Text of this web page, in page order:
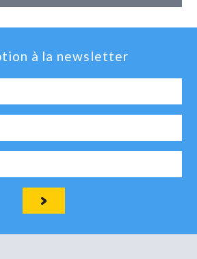
à la newsletter